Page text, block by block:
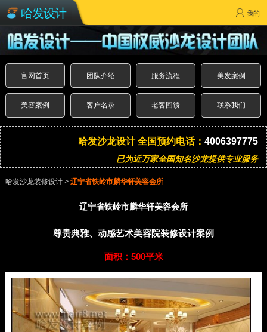
哈发设计 我的
官网首页 团队介绍 服务流程 美发案例
美容案例 客户名录 老客回馈 联系我们
哈发沙龙设计 全国预约电话： 4006397775
已为近万家全国知名沙龙提供专业服务
哈发沙龙装修设计 > 辽宁省铁岭市麟华轩美容会所
辽宁省铁岭市麟华轩美容会所
尊贵典雅、动感艺术美容院装修设计案例
面积：500平米